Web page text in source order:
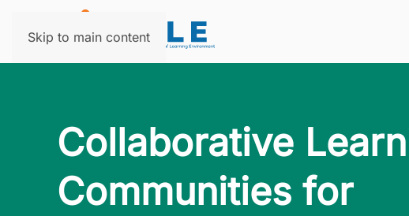
Skip to main content
Collaborative
Communities for